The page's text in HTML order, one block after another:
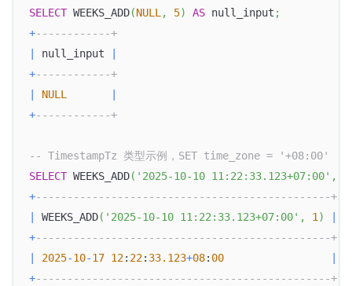
SELECT WEEKS_ADD(NULL , 5) AS null_input ;
+------------+
null_input
+------------+
NULL
+------------+
-- TimestampTz 类型示例，SET time_zone = '+08:00'
SELECT WEEKS_ADD( '2025-10-10 11:22:33.123+07:00' ,
+-----------------------------------------------+
WEEKS_ADD( '2025-10-10 11:22:33.123+07:00' , 1 )
+-----------------------------------------------+
2025-10-17 12: 22: 33.123+08: 00
+-----------------------------------------------+